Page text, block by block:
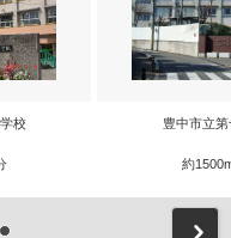
校 豊中市立
約